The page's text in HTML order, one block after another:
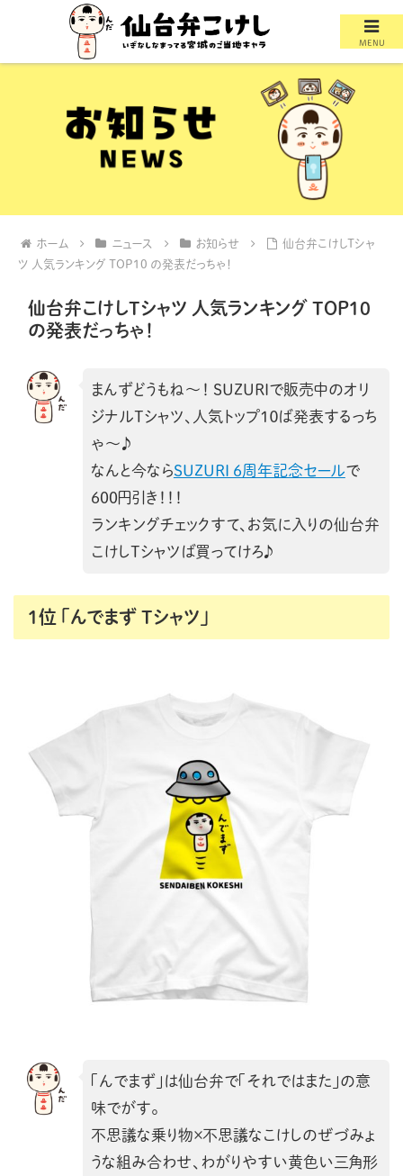
ホーム ニュース お知らせ
仙台弁こけしTシャ
ツ 人気ランキング TOP10 の発表だっちゃ！
仙台弁こけしTシャツ 人気ランキング TOP10
の発表だっちゃ！
まんずどうもね〜！ SUZURIで販売中のオリ
ジナルTシャツ、人気トップ１０ば発表するっち
ゃ〜♪
なんと今ならSUZURI 6周年記念セールで
600円引き！！！
ランキングチェックすて、お気に入りの仙台弁
こけしTシャツば買ってけろ♪
1位 「んでまず Tシャツ」
「んでまず」は仙台弁で「それではまた」の意
味でがす。
不思議な乗り物×不思議なこけしのぜづみょ
うな組み合わせ、わがりやすい黄色い三角形
MENU